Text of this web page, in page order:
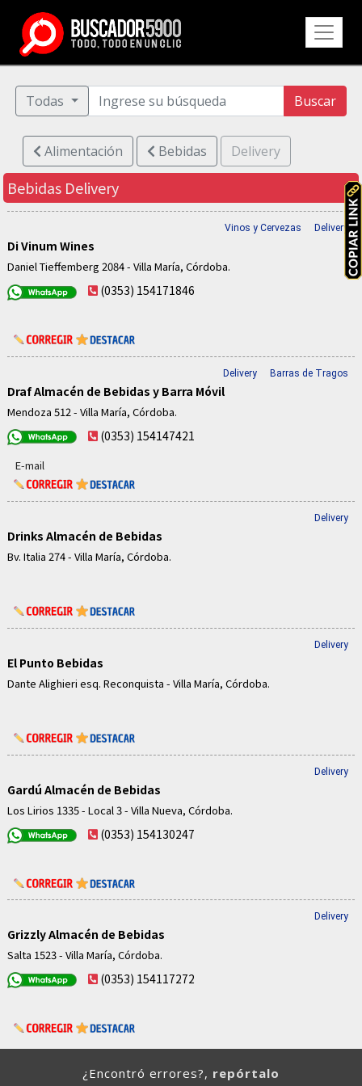
Todas Buscar
Alimentación Bebidas Delivery
Bebidas Delivery
Vinos y Cervezas Delivery
Di Vinum Wines
Daniel Tieffemberg 2084 - Villa María, Córdoba.
(0353) 154171846
Delivery Barras de Tragos
Draf Almacén de Bebidas y Barra Móvil
Mendoza 512 - Villa María, Córdoba.
(0353) 154147421
E-mail
Delivery
Drinks Almacén de Bebidas
Bv. Italia 274 - Villa María, Córdoba.
Delivery
El Punto Bebidas
Dante Alighieri esq. Reconquista - Villa María, Córdoba.
Delivery
Gardú Almacén de Bebidas
Los Lirios 1335 - Local 3 - Villa Nueva, Córdoba.
(0353) 154130247
Delivery
Grizzly Almacén de Bebidas
Salta 1523 - Villa María, Córdoba.
(0353) 154117272
¿Encontró errores?, repórtalo